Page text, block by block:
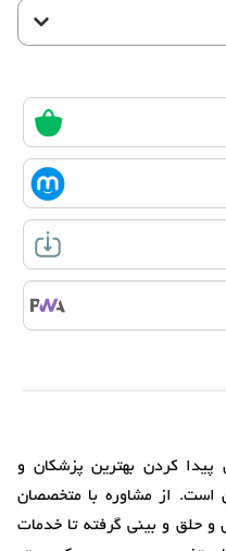
پیدا کردن بهترین پزشکان و
است. از مشاوره با متخصصان
حلق و بینی گرفته تا خدمات